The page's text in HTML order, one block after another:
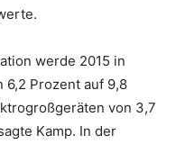
werde 2015 in
6,2 Prozent auf 9,8
von 3,7
Kamp. In der